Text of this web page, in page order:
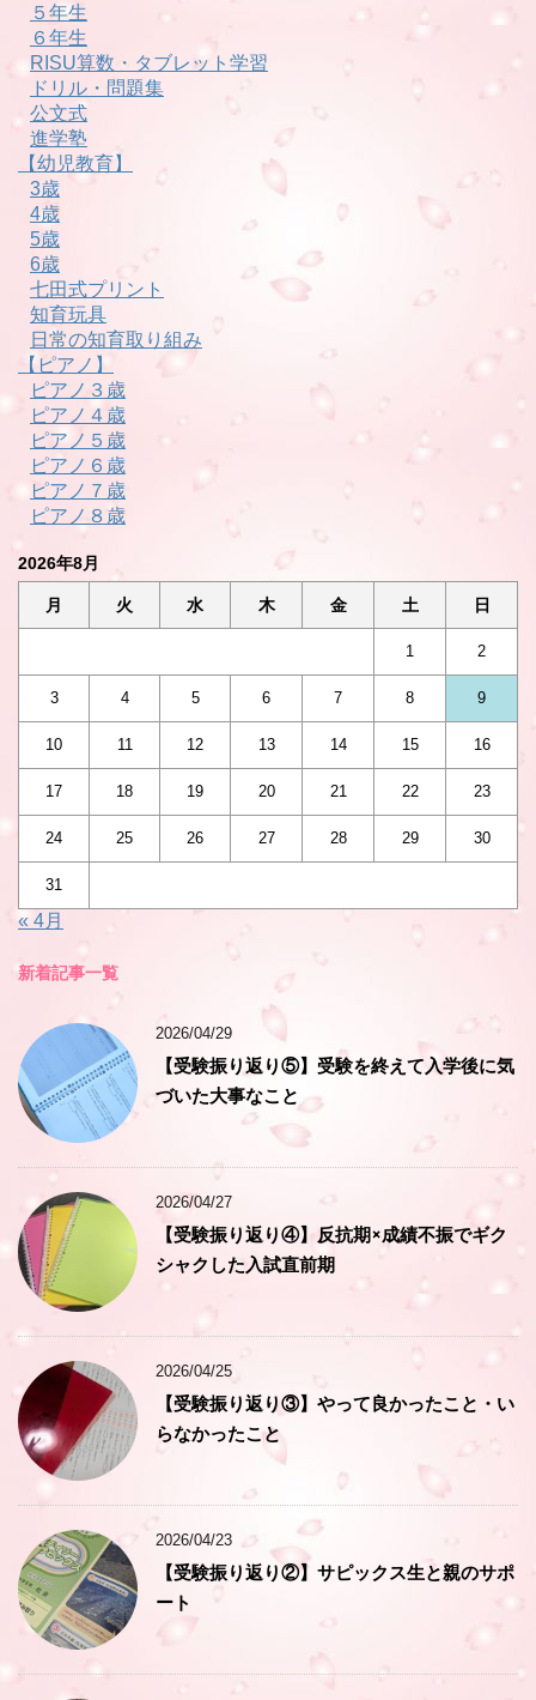
５年生
６年生
RISU算数・タブレット学習
ドリル・問題集
公文式
進学塾
【幼児教育】
3歳
4歳
5歳
6歳
七田式プリント
知育玩具
日常の知育取り組み
【ピアノ】
ピアノ３歳
ピアノ４歳
ピアノ５歳
ピアノ６歳
ピアノ７歳
ピアノ８歳
2026年8月
月 火 水 木 金 土 日
1 2
3 4 5 6 7 8 9
10 11 12 13 14 15 16
17 18 19 20 21 22 23
24 25 26 27 28 29 30
31
« 4月
新着記事一覧
2026/04/29
【受験振り返り⑤】受験を終えて入学後に気
づいた大事なこと
2026/04/27
【受験振り返り④】反抗期×成績不振でギク
シャクした入試直前期
2026/04/25
【受験振り返り③】やって良かったこと・い
らなかったこと
2026/04/23
【受験振り返り②】サピックス生と親のサポ
ート